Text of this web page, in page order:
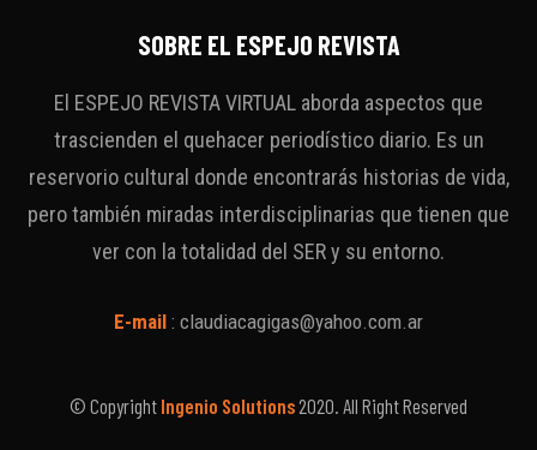
SOBRE EL ESPEJO REVISTA
El ESPEJO REVISTA VIRTUAL aborda aspectos que
trascienden el quehacer periodístico diario. Es un
reservorio cultural donde encontrarás historias de vida,
pero también miradas interdisciplinarias que tienen que
ver con la totalidad del SER y su entorno.
E-mail : claudiacagigas@yahoo.com.ar
© Copyright Ingenio Solutions 2020. All Right Reserved